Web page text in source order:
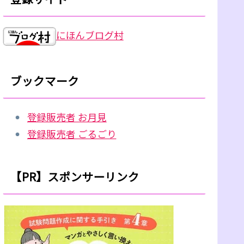
にほんブログ村
ブックマーク
登録販売者 お月見
登録販売者 ごるごり
【PR】スポンサーリンク